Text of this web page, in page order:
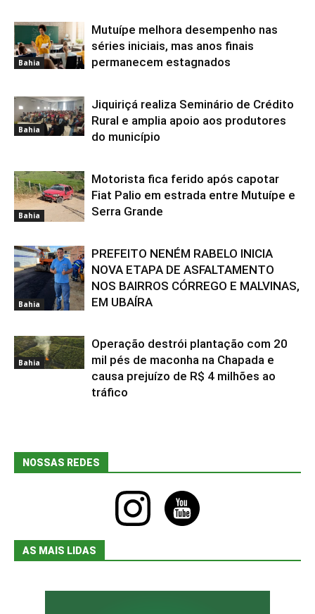
Bahia
Mutuípe melhora desempenho nas
séries iniciais, mas anos finais
permanecem estagnados
Bahia
Jiquiriçá realiza Seminário de Crédito
Rural e amplia apoio aos produtores
do município
Bahia
Motorista fica ferido após capotar
Fiat Palio em estrada entre Mutuípe e
Serra Grande
Bahia
PREFEITO NENÉM RABELO INICIA
NOVA ETAPA DE ASFALTAMENTO
NOS BAIRROS CÓRREGO E MALVINAS,
EM UBAÍRA
Bahia
Operação destrói plantação com 20
mil pés de maconha na Chapada e
causa prejuízo de R$ 4 milhões ao
tráfico
NOSSAS REDES
instagram youtube
AS MAIS LIDAS